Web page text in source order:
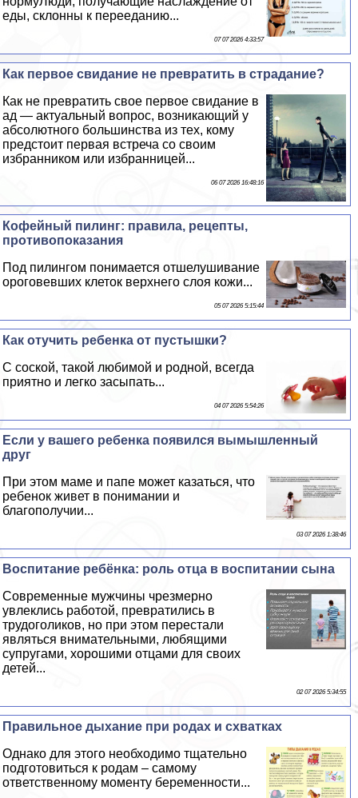
еды, склонны к перееданию...
07 07 2026 4:33:57
Как первое свидание не превратить в страдание?
Как не превратить свое первое свидание в
ад — актуальный вопрос, возникающий у
абсолютного большинства из тех, кому
предстоит первая встреча со своим
избранником или избранницей...
06 07 2026 16:48:16
Кофейный пилинг: правила, рецепты,
противопоказания
Под пилингом понимается отшелушивание
ороговевших клеток верхнего слоя кожи...
05 07 2026 5:15:44
Как отучить ребенка от пустышки?
С соской, такой любимой и родной, всегда
приятно и легко засыпать...
04 07 2026 5:54:26
Если у вашего ребенка появился вымышленный
друг
При этом маме и папе может казаться, что
ребенок живет в понимании и
благополучии...
03 07 2026 1:38:46
Воспитание ребёнка: роль отца в воспитании сына
Современные мужчины чрезмерно
увлеклись работой, превратились в
трудоголиков, но при этом перестали
являться внимательными, любящими
супругами, хорошими отцами для своих
детей...
02 07 2026 5:34:55
Правильное дыхание при родах и схватках
Однако для этого необходимо тщательно
подготовиться к родам – самому
ответственному моменту беременности...